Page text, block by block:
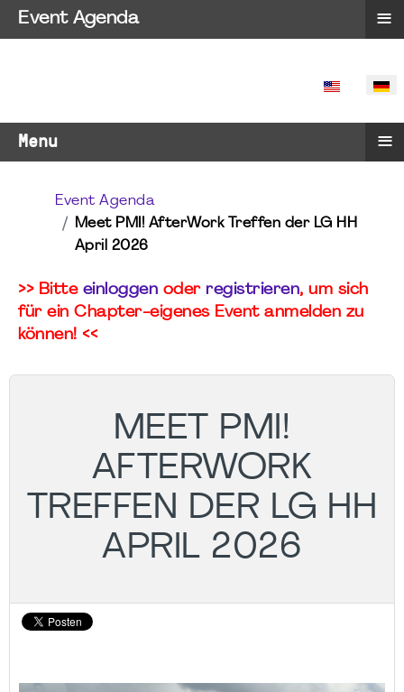
SPRACHE
Menu ≡
Event Agenda
Meet PMI! AfterWork Treffen der LG HH
April 2026
>> Bitte einloggen oder registrieren, um sich
für ein Chapter-eigenes Event anmelden zu
können! <<
MEET PMI!
AFTERWORK
TREFFEN DER LG HH
APRIL 2026
Event Agenda ≡